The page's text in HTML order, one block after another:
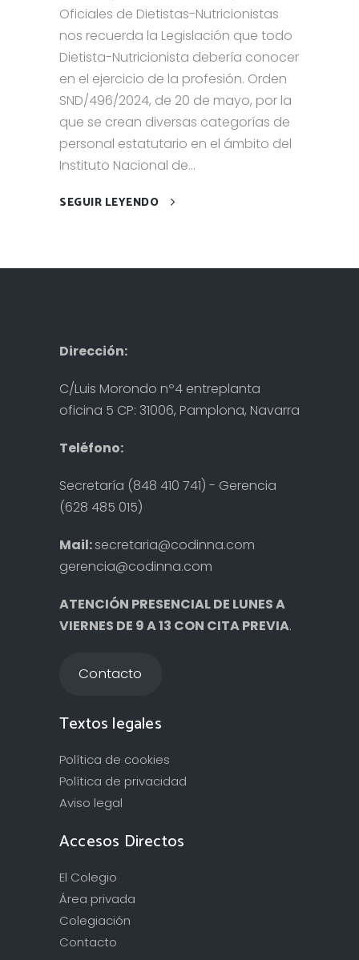
Oficiales de Dietistas-Nutricionistas
nos recuerda la Legislación que todo
Dietista-Nutricionista debería conocer
en el ejercicio de la profesión. Orden
SND/496/2024, de 20 de mayo, por la
que se crean diversas categorías de
personal estatutario en el ámbito del
Instituto Nacional de...
SEGUIR LEYENDO
Dirección:
C/Luis Morondo nº4 entreplanta
oficina 5 CP: 31006, Pamplona, Navarra
Teléfono:
Secretaría (848 410 741) - Gerencia
(628 485 015)
Mail:secretaria@codinna.com
gerencia@codinna.com
ATENCIÓN PRESENCIAL DE LUNES A
VIERNES DE 9 A 13 CON CITA PREVIA.
Contacto
Textos legales
Política de cookies
Política de privacidad
Aviso legal
Accesos Directos
El Colegio
Área privada
Colegiación
Contacto